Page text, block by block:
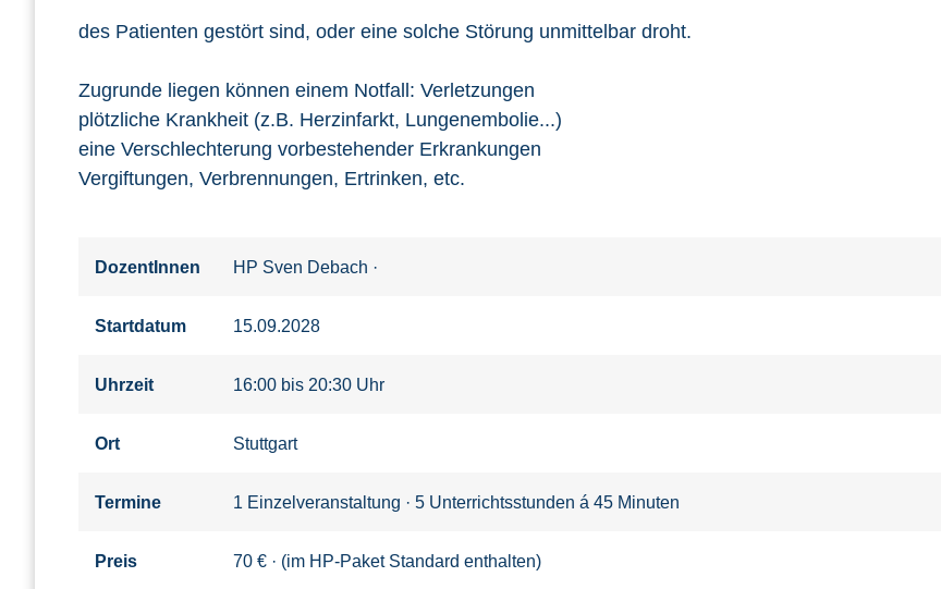
des Patienten gestört sind, oder eine solche Störung unmittelbar droht.
Zugrunde liegen können einem Notfall: Verletzungen
plötzliche Krankheit (z.B. Herzinfarkt, Lungenembolie...)
eine Verschlechterung vorbestehender Erkrankungen
Vergiftungen, Verbrennungen, Ertrinken, etc.
DozentInnen HP Sven Debach ·
Startdatum 15.09.2028
Uhrzeit 16:00 bis 20:30 Uhr
Ort Stuttgart
Termine 1 Einzelveranstaltung · 5 Unterrichtsstunden á 45 Minuten
Preis 70 € · (im HP-Paket Standard enthalten)